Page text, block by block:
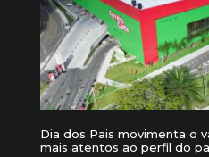
Dia dos Pais movimenta o
mais atentos ao perfil do